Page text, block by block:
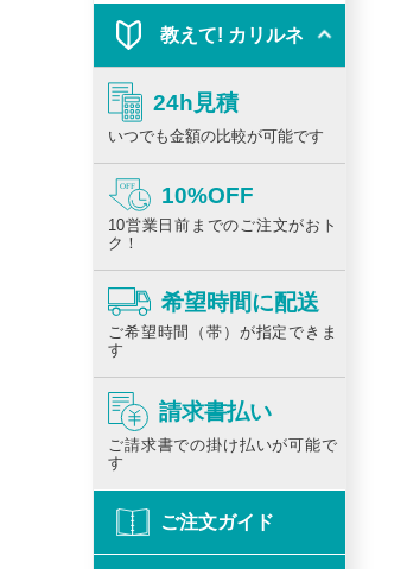
教えて! カリルネ
24h見積
いつでも金額の比較が可能です
10%OFF
10営業日前までのご注文がおト
ク！
希望時間に配送
ご希望時間（帯）が指定できま
す
請求書払い
ご請求書での掛け払いが可能で
す
ご注文ガイド